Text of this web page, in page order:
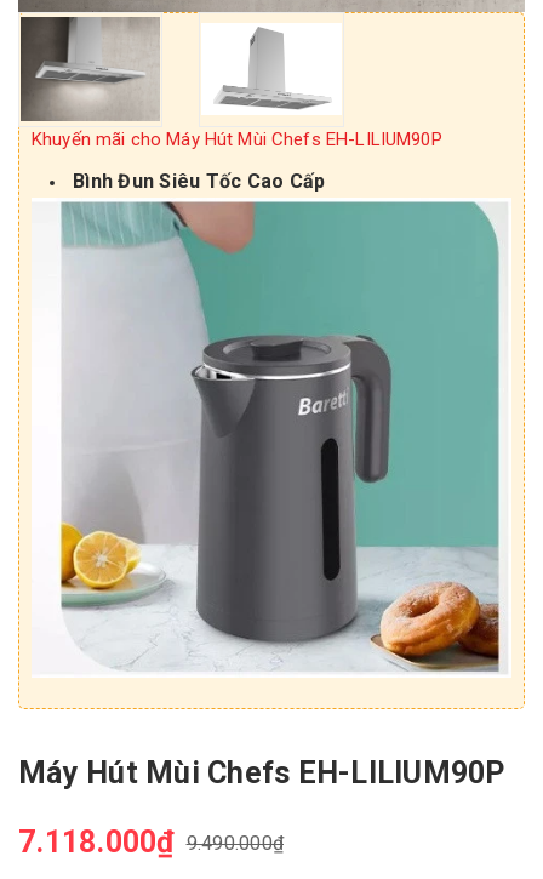
Khuyến mãi cho Máy Hút Mùi Chefs EH-LILIUM90P
Bình Đun Siêu Tốc Cao Cấp
Máy Hút Mùi Chefs EH-LILIUM90P
7.118.000₫ 9.490.000₫